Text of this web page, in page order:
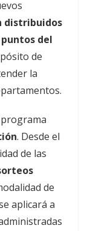
distribuidos
del
de
la
. Desde el
de las
de
aplicará a